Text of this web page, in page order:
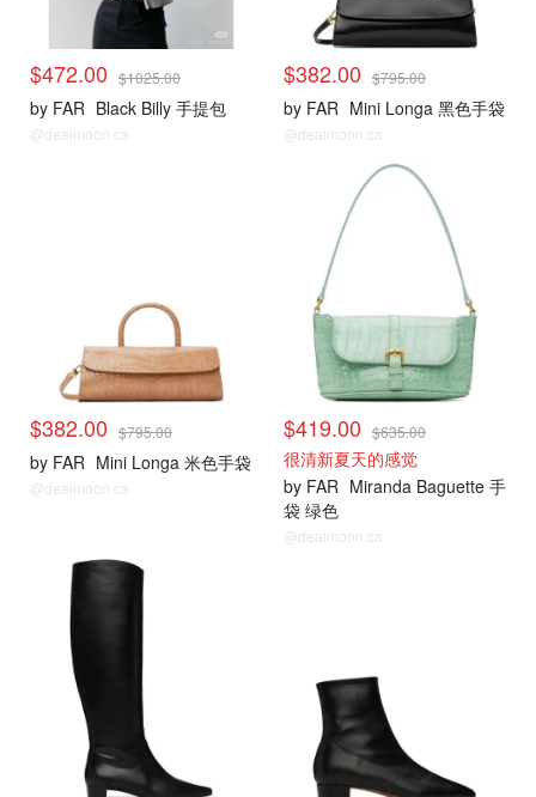
$472.00 $1025.00
by FAR Black Billy 手提包
@dealmoon.ca
$382.00 $795.00
by FAR Mini Longa 黑色手袋
@dealmoon.ca
$382.00 $795.00
by FAR Mini Longa 米色手袋
@dealmoon.ca
$419.00 $635.00
很清新夏天的感觉
by FAR Miranda Baguette 手
袋 绿色
@dealmoon.ca